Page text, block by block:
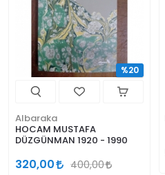
Albaraka
HOCAM MUSTAFA
DÜZGÜNMAN 1920 - 1990
320,00 400,00
%20